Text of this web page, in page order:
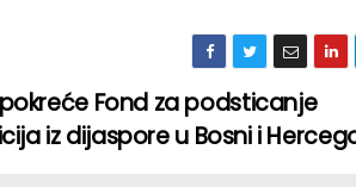
pokreće Fond za podsticanje
iz dijaspore u Bosni i